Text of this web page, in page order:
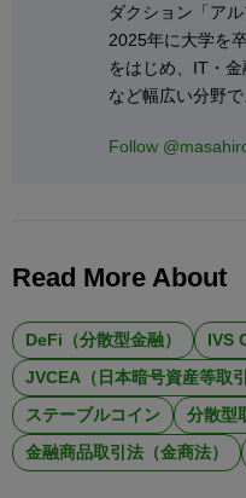
ダクション「ア
2025年に大学を
をはじめ、IT・
など幅広い分野
Follow
Read More About
DeFi（分散型金融）
IVS
JVCEA（日本暗号資産等取
ステーブルコイン
分散型
金融商品取引法（金商法）